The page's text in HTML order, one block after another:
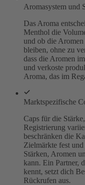
Aromasystem und
Das Aroma
Menthol die
und ob die
bleiben, ohne zu
dass die Aromen
und verkoste
Aroma, das im
Marktspezifische
Caps für die
Registrierung
beschränken die
Zielmärkte fest
Stärken, Aromen
kann. Ein Partner,
kennt, setzt dich
Rückrufen aus.